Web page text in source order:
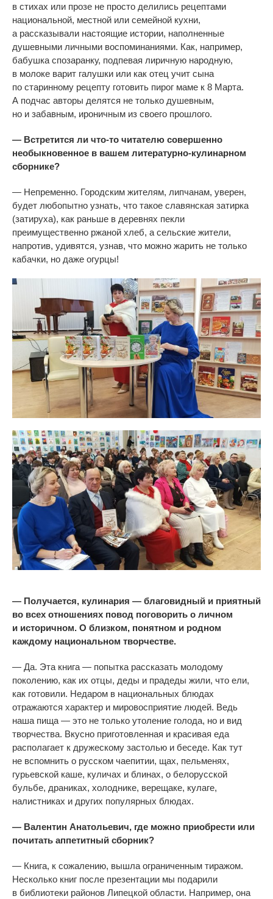
в стихах или прозе не просто делились рецептами
национальной, местной или семейной кухни,
а рассказывали настоящие истории, наполненные
душевными личными воспоминаниями. Как, например,
бабушка спозаранку, подпевая лиричную народную,
в молоке варит галушки или как отец учит сына
по старинному рецепту готовить пирог маме к 8 Марта.
А подчас авторы делятся не только душевным,
но и забавным, ироничным из своего прошлого.
— Встретится ли что-то читателю совершенно
необыкновенное в вашем литературно-кулинарном
сборнике?
— Непременно. Городским жителям, липчанам, уверен,
будет любопытно узнать, что такое славянская затирка
(затируха), как раньше в деревнях пекли
преимущественно ржаной хлеб, а сельские жители,
напротив, удивятся, узнав, что можно жарить не только
кабачки, но даже огурцы!
— Получается, кулинария — благовидный и приятный
во всех отношениях повод поговорить о личном
и историчном. О близком, понятном и родном
каждому национальном творчестве.
— Да. Эта книга — попытка рассказать молодому
поколению, как их отцы, деды и прадеды жили, что ели,
как готовили. Недаром в национальных блюдах
отражаются характер и мировосприятие людей. Ведь
наша пища — это не только утоление голода, но и вид
творчества. Вкусно приготовленная и красивая еда
располагает к дружескому застолью и беседе. Как тут
не вспомнить о русском чаепитии, щах, пельменях,
гурьевской каше, куличах и блинах, о белорусской
бульбе, драниках, холоднике, верещаке, кулаге,
налистниках и других популярных блюдах.
— Валентин Анатольевич, где можно приобрести или
почитать аппетитный сборник?
— Книга, к сожалению, вышла ограниченным тиражом.
Несколько книг после презентации мы подарили
в библиотеки районов Липецкой области. Например, она